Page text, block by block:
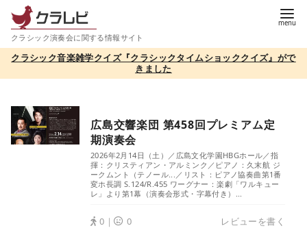
テ
ツ
クラシック演奏会に関する情報サイト
クラシック音楽雑学クイズ『クラシックタイムショッククイズ』がで
きました
広島交響楽団 第458回プレミアム定
期演奏会
2026年2月14日（土）／広島文化学園HBGホール／指
揮：クリスティアン・アルミンク／ピアノ：久末航 ジ
ークムント（テノール...／リスト：ピアノ協奏曲第1番
変ホ長調 S.124/R.455 ワーグナー：楽劇「ワルキュー
レ」より第1幕（演奏会形式・字幕付き）...
0｜ 0 レビューを書く